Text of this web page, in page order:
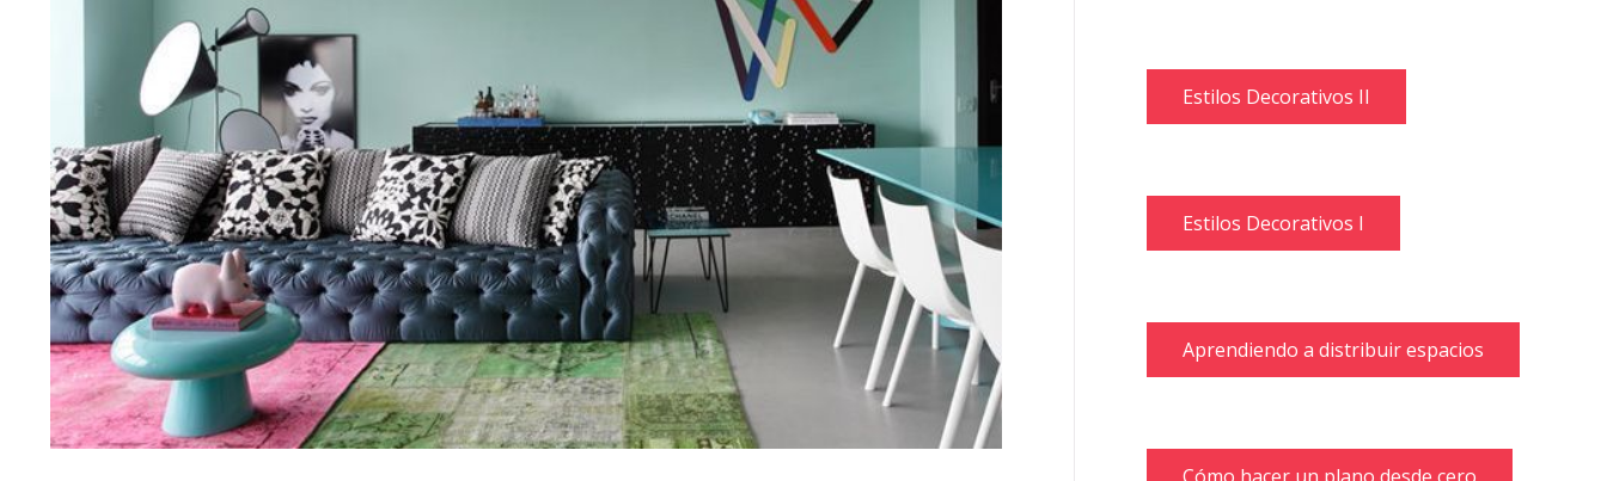
Estilos Decorativos II
Estilos Decorativos I
Aprendiendo a distribuir espacios